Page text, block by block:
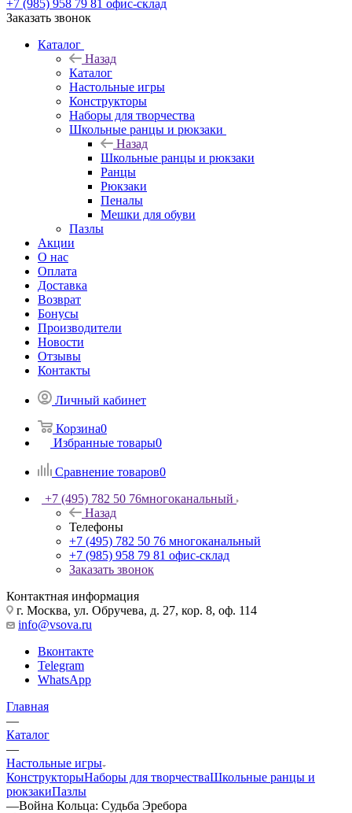
+7 (985) 958 79 81 офис-склад
Заказать звонок
Каталог
Назад
Каталог
Настольные игры
Конструкторы
Наборы для творчества
Школьные ранцы и рюкзаки
Назад
Школьные ранцы и рюкзаки
Ранцы
Рюкзаки
Пеналы
Мешки для обуви
Пазлы
Акции
О нас
Оплата
Доставка
Возврат
Бонусы
Производители
Новости
Отзывы
Контакты
Личный кабинет
Корзина0
Избранные товары0
Сравнение товаров0
+7 (495) 782 50 76многоканальный
Назад
Телефоны
+7 (495) 782 50 76 многоканальный
+7 (985) 958 79 81 офис-склад
Заказать звонок
Контактная информация
г. Москва, ул. Обручева, д. 27, кор. 8, оф. 114
info@vsova.ru
Вконтакте
Telegram
WhatsApp
Главная
—
Каталог
—
Настольные игры
КонструкторыНаборы для творчестваШкольные ранцы и
рюкзакиПазлы
—Война Кольца: Судьба Эребора